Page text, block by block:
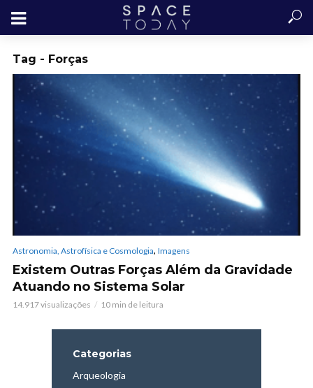
Tag - Forças
Astronomia, Astrofísica e Cosmologia, Imagens
Existem Outras Forças Além da Gravidade
Atuando no Sistema Solar
14.917 visualizações 10 min de leitura
Categorias
Arqueologia